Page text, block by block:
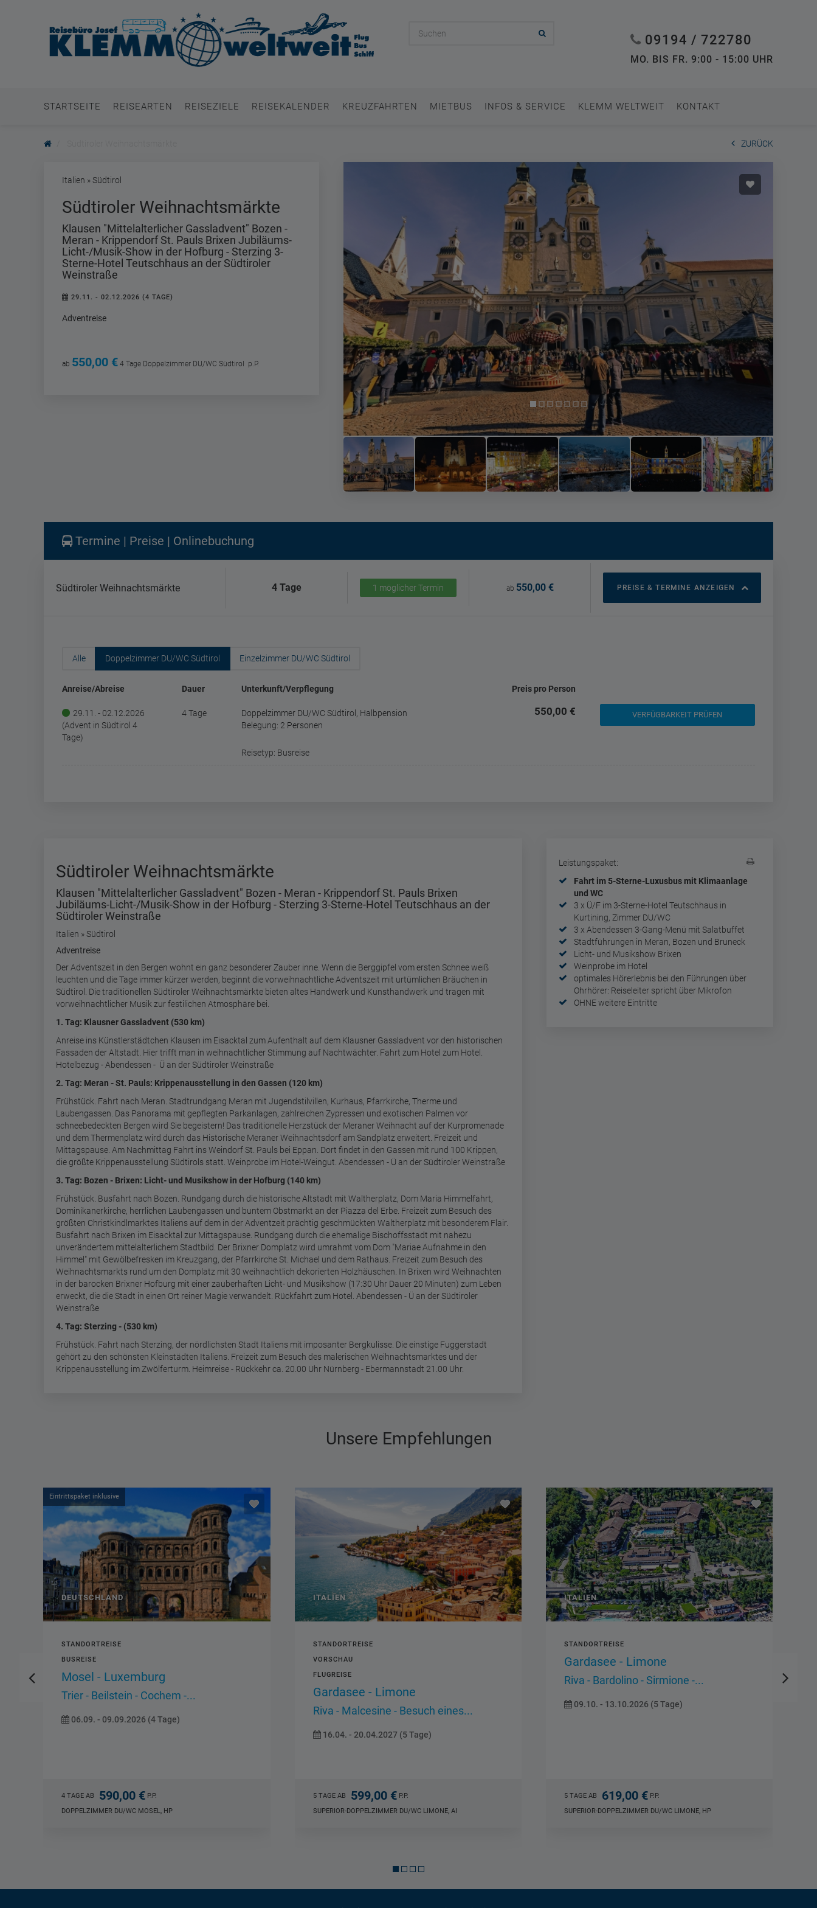
09194 / 722780
MO. BIS FR. 9:00 - 15:00 UHR
STARTSEITE REISEARTEN REISEZIELE REISEKALENDER KREUZFAHRTEN MIETBUS INFOS & SERVICE KLEMM WELTWEIT KONTAKT
ZURÜCK
Italien » Südtirol
Südtiroler Weihnachtsmärkte
Klausen "Mittelalterlicher Gassladvent" Bozen -
Meran - Krippendorf St. Pauls Brixen Jubiläums-
Licht-/Musik-Show in der Hofburg - Sterzing 3-
Sterne-Hotel Teutschhaus an der Südtiroler
Weinstraße
29.11. - 02.12.2026 (4 TAGE)
Adventreise
ab 550,00 € 4 Tage Doppelzimmer DU/WC Südtirol p.P.
Termine | Preise | Onlinebuchung
Südtiroler Weihnachtsmärkte 4 Tage 1 möglicher Termin ab 550,00 € PREISE & TERMINE ANZEIGEN
Alle Doppelzimmer DU/WC Südtirol Einzelzimmer DU/WC Südtirol
Anreise/Abreise Dauer Unterkunft/Verpflegung Preis pro Person
29.11. - 02.12.2026
(Advent in Südtirol 4
Tage)
4 Tage
Doppelzimmer DU/WC Südtirol, Halbpension
Belegung: 2 Personen
Reisetyp: Busreise
550,00 € VERFÜGBARKEIT PRÜFEN
Südtiroler Weihnachtsmärkte
Klausen "Mittelalterlicher Gassladvent" Bozen - Meran - Krippendorf St. Pauls Brixen
Jubiläums-Licht-/Musik-Show in der Hofburg - Sterzing 3-Sterne-Hotel Teutschhaus an der
Südtiroler Weinstraße
Italien » Südtirol
Adventreise
Der Adventszeit in den Bergen wohnt ein ganz besonderer Zauber inne. Wenn die Berggipfel vom ersten Schnee weiß
leuchten und die Tage immer kürzer werden, beginnt die vorweihnachtliche Adventszeit mit urtümlichen Bräuchen in
Südtirol. Die traditionellen Südtiroler Weihnachtsmärkte bieten altes Handwerk und Kunsthandwerk und tragen mit
vorweihnachtlicher Musik zur festilichen Atmosphäre bei.
1. Tag: Klausner Gassladvent (530 km)
Anreise ins Künstlerstädtchen Klausen im Eisacktal zum Aufenthalt auf dem Klausner Gassladvent vor den historischen
Fassaden der Altstadt. Hier trifft man in weihnachtlicher Stimmung auf Nachtwächter. Fahrt zum Hotel zum Hotel.
Hotelbezug - Abendessen - Ü an der Südtiroler Weinstraße
2. Tag: Meran - St. Pauls: Krippenausstellung in den Gassen (120 km)
Frühstück. Fahrt nach Meran. Stadtrundgang Meran mit Jugendstilvillen, Kurhaus, Pfarrkirche, Therme und
Laubengassen. Das Panorama mit gepflegten Parkanlagen, zahlreichen Zypressen und exotischen Palmen vor
schneebedeckten Bergen wird Sie begeistern! Das traditionelle Herzstück der Meraner Weihnacht auf der Kurpromenade
und dem Thermenplatz wird durch das Historische Meraner Weihnachtsdorf am Sandplatz erweitert. Freizeit und
Mittagspause. Am Nachmittag Fahrt ins Weindorf St. Pauls bei Eppan. Dort findet in den Gassen mit rund 100 Krippen,
die größte Krippenausstellung Südtirols statt. Weinprobe im Hotel-Weingut. Abendessen - Ü an der Südtiroler Weinstraße
3. Tag: Bozen - Brixen: Licht- und Musikshow in der Hofburg (140 km)
Frühstück. Busfahrt nach Bozen. Rundgang durch die historische Altstadt mit Waltherplatz, Dom Maria Himmelfahrt,
Dominikanerkirche, herrlichen Laubengassen und buntem Obstmarkt an der Piazza del Erbe. Freizeit zum Besuch des
größten Christkindlmarktes Italiens auf dem in der Adventzeit prächtig geschmückten Waltherplatz mit besonderem Flair.
Busfahrt nach Brixen im Eisacktal zur Mittagspause. Rundgang durch die ehemalige Bischoffsstadt mit nahezu
unverändertem mittelalterlichem Stadtbild. Der Brixner Domplatz wird umrahmt vom Dom "Mariae Aufnahme in den
Himmel" mit Gewölbefresken im Kreuzgang, der Pfarrkirche St. Michael und dem Rathaus. Freizeit zum Besuch des
Weihnachtsmarkts rund um den Domplatz mit 30 weihnachtlich dekorierten Holzhäuschen. In Brixen wird Weihnachten
in der barocken Brixner Hofburg mit einer zauberhaften Licht- und Musikshow (17:30 Uhr Dauer 20 Minuten) zum Leben
erweckt, die die Stadt in einen Ort reiner Magie verwandelt. Rückfahrt zum Hotel. Abendessen - Ü an der Südtiroler
Weinstraße
4. Tag: Sterzing - (530 km)
Frühstück. Fahrt nach Sterzing, der nördlichsten Stadt Italiens mit imposanter Bergkulisse. Die einstige Fuggerstadt
gehört zu den schönsten Kleinstädten Italiens. Freizeit zum Besuch des malerischen Weihnachtsmarktes und der
Krippenausstellung im Zwölferturm. Heimreise - Rückkehr ca. 20.00 Uhr Nürnberg - Ebermannstadt 21.00 Uhr.
Leistungspaket:
Fahrt im 5-Sterne-Luxusbus mit Klimaanlage
und WC
3 x Ü/F im 3-Sterne-Hotel Teutschhaus in
Kurtining, Zimmer DU/WC
3 x Abendessen 3-Gang-Menü mit Salatbuffet
Stadtführungen in Meran, Bozen und Bruneck
Licht- und Musikshow Brixen
Weinprobe im Hotel
optimales Hörerlebnis bei den Führungen über
Ohrhörer: Reiseleiter spricht über Mikrofon
OHNE weitere Eintritte
Unsere Empfehlungen
ITALIEN
STANDORTREISE
FLUGREISE
Gardasee - Limone
5 TAGE AB 599,00 €
SUPERIOR-DOPPELZIMMER DU/WC LIMONE, AI
ITALIEN
STANDORTREISE
09.10. - 13.10.2026 (5 Tage)
5 TAGE AB 619,00 €
SUPERIOR-DOPPELZIMMER DU/WC LIMONE, HP
TSCHECHIEN
STANDORTREISE
Moldauzauber: Böhmens Perlen
Krummau - Budweis - Frauenberg
4 TAGE AB 619,00 €
DOPPELZIMMER DU/WC BÖHMEN, HP